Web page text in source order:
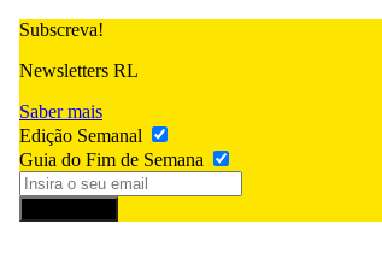
Subscreva!
Newsletters RL
Saber mais
Edição Semanal
Guia do Fim de Semana